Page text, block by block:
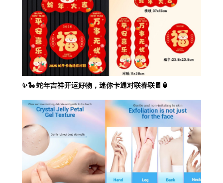
✨🐍 蛇年吉祥开运好物，迷你卡通对联春联🧧🏮